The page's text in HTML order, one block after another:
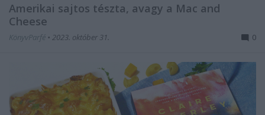
Amerikai sajtos tészta, avagy a Mac and
Cheese
KönyvParfé • 2023. október 31. 0